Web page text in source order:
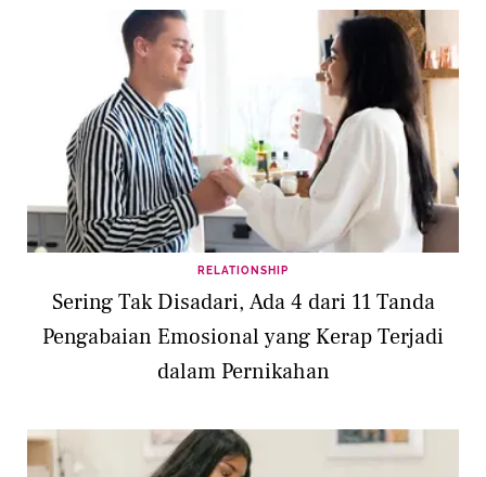
RELATIONSHIP
Sering Tak Disadari, Ada 4 dari 11 Tanda
Pengabaian Emosional yang Kerap Terjadi
dalam Pernikahan